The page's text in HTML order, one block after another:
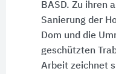
BASD. Zu ihren
Sanierung der
Dom und die
geschützten
Arbeit zeichnet